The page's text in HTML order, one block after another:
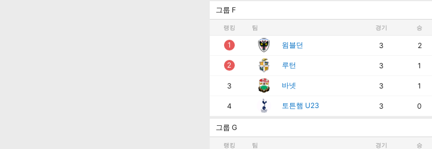
그룹 F
랭킹 팀 경기 승
1 윔블던 3 2
2 루턴 3 1
3 바넷 3 1
4 토튼햄 U23 3 0
그룹 G
랭킹 팀 경기 승